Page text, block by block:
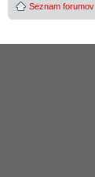
Seznam forumov